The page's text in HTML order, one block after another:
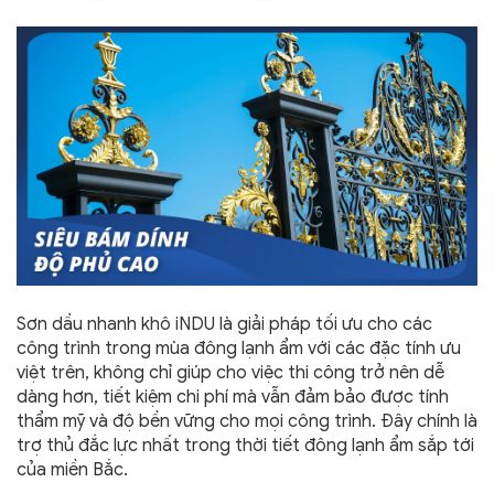
Sơn dầu nhanh khô iNDU là giải pháp tối ưu cho các
công trình trong mùa đông lạnh ẩm với các đặc tính ưu
việt trên, không chỉ giúp cho việc thi công trở nên dễ
dàng hơn, tiết kiệm chi phí mà vẫn đảm bảo được tính
thẩm mỹ và độ bền vững cho mọi công trình. Đây chính là
trợ thủ đắc lực nhất trong thời tiết đông lạnh ẩm sắp tới
của miền Bắc.